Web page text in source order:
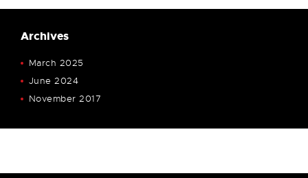
Archives
March 2025
June2024
November2017